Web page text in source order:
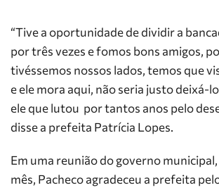
“Tive a oportunidade de dividir a
por três vezes e fomos bons amigos,
tivéssemos nossos lados, temos que
e ele mora aqui, não seria justo deixá-
ele que lutou por tantos anos pelo
disse a prefeita Patrícia Lopes.
Em uma reunião do governo
mês, Pacheco agradeceu a prefeita